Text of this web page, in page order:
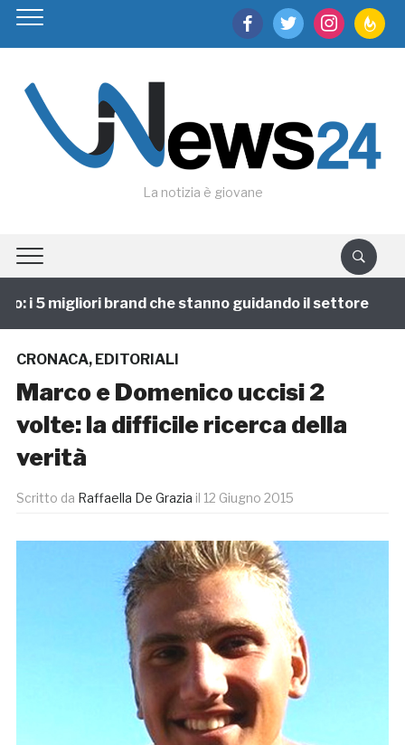
facebooktwitter instagram
La notizia è giovane
i 5 migliori brand che stanno guidando il settore
CRONACA, EDITORIALI
Marco e Domenico uccisi 2
volte: la difficile ricerca della
verità
Scritto da Raffaella De Grazia il 12 Giugno 2015